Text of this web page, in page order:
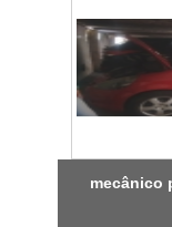
mecânico